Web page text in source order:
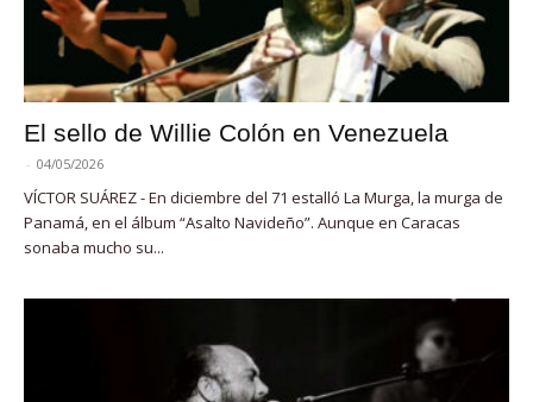
El sello de Willie Colón en Venezuela
- 04/05/2026
VÍCTOR SUÁREZ - En diciembre del 71 estalló La Murga, la murga de
Panamá, en el álbum “Asalto Navideño”. Aunque en Caracas
sonaba mucho su...